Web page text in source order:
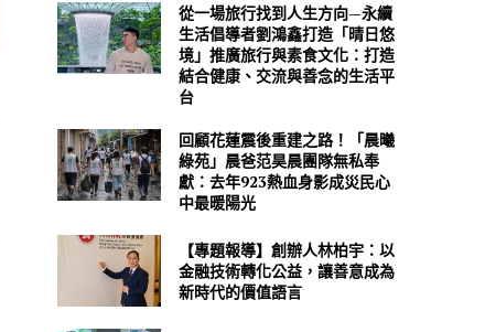
從一場旅行找到人生方向—永續
生活倡導者劉鴻鑫打造「晴日悠
境」推廣旅行與素食文化：打造
結合健康、交流與善念的生活平
台
回顧花蓮震後重建之路！「晨曦
綠苑」晨爸范昊晨團隊無私奉
獻：去年923熱血身影成災民心
中最暖陽光
【專題報導】創辦人林柏宇：以
金融技術轉化公益，讓善意成為
新時代的價值語言